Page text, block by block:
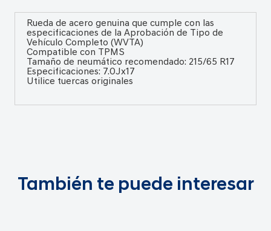
Rueda de acero genuina que cumple con las
especificaciones de la Aprobación de Tipo de
Vehículo Completo (WVTA)
Compatible con TPMS
Tamaño de neumático recomendado: 215/65 R17
Especificaciones: 7.0Jx17
Utilice tuercas originales
También te puede interesar